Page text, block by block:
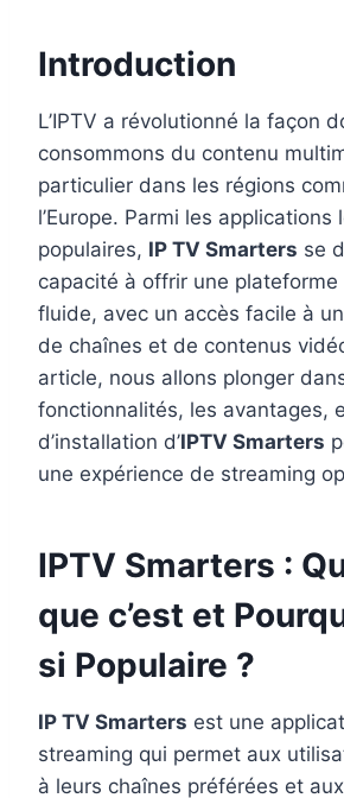
Introduction
L’IPTV a révolutionné la façon
consommons du contenu
particulier dans les régions
l’Europe. Parmi les applications
populaires, IP TV Smarters se
capacité à offrir une
fluide, avec un accès facile à
de chaînes et de contenus
article, nous allons plonger
fonctionnalités, les avantages,
d’installation d’IPTV Smarters
une expérience de streaming
IPTV Smarters :
que c’est et
si Populaire ?
IP TV Smarters est une
streaming qui permet aux
à leurs chaînes préférées et